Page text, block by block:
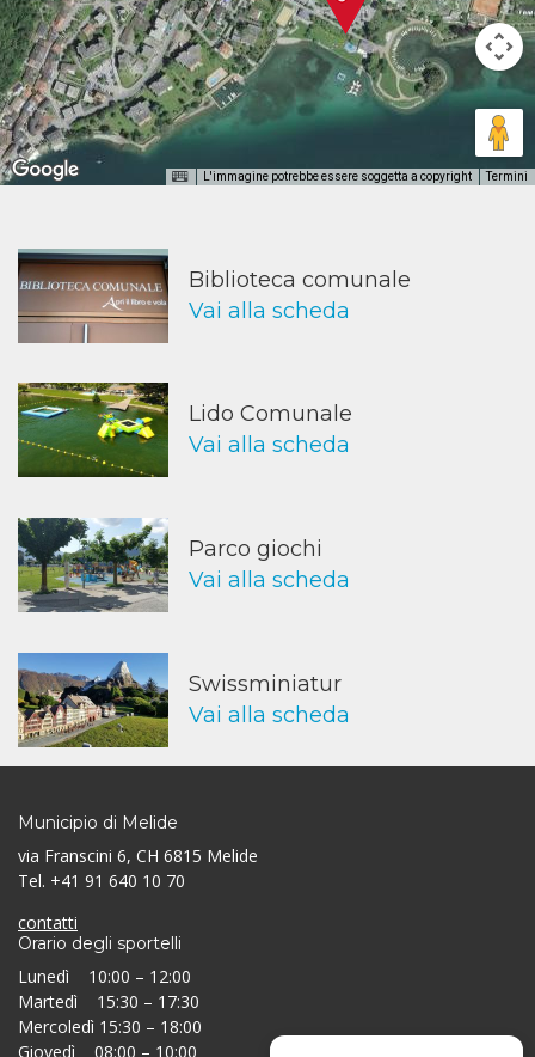
L'immagine potrebbe essere soggetta a copyright Termini
Biblioteca comunale
Vai alla scheda
Lido Comunale
Vai alla scheda
Parco giochi
Vai alla scheda
Swissminiatur
Vai alla scheda
Municipio di Melide
via Franscini 6, CH 6815 Melide
Tel. +41 91 640 10 70
contatti
Orario degli sportelli
Lunedì 10:00 – 12:00
Martedì 15:30 – 17:30
Mercoledì 15:30 – 18:00
Giovedì 08:00 – 10:00